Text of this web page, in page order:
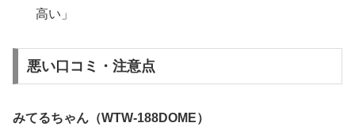
高い」
悪い口コミ・注意点
みてるちゃん（WTW-188DOME）